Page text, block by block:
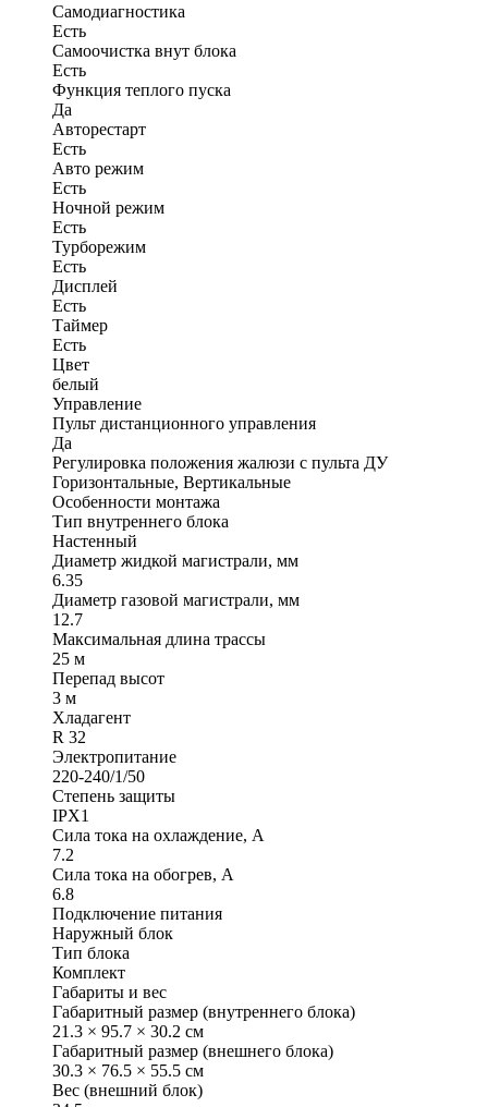
Самодиагностика
Есть
Самоочистка внут блока
Есть
Функция теплого пуска
Да
Авторестарт
Есть
Авто режим
Есть
Ночной режим
Есть
Турборежим
Есть
Дисплей
Есть
Таймер
Есть
Цвет
белый
Управление
Пульт дистанционного управления
Да
Регулировка положения жалюзи с пульта ДУ
Горизонтальные, Вертикальные
Особенности монтажа
Тип внутреннего блока
Настенный
Диаметр жидкой магистрали, мм
6.35
Диаметр газовой магистрали, мм
12.7
Максимальная длина трассы
25 м
Перепад высот
3 м
Хладагент
R 32
Электропитание
220-240/1/50
Степень защиты
IPX1
Сила тока на охлаждение, А
7.2
Сила тока на обогрев, А
6.8
Подключение питания
Наружный блок
Тип блока
Комплект
Габариты и вес
Габаритный размер (внутреннего блока)
21.3 × 95.7 × 30.2 см
Габаритный размер (внешнего блока)
30.3 × 76.5 × 55.5 см
Вес (внешний блок)